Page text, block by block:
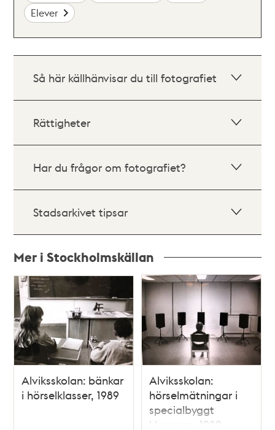
Elever
Så här källhänvisar du till fotografiet
Rättigheter
Har du frågor om fotografiet?
Stadsarkivet tipsar
Mer i Stockholmskällan
Relaterade
poster
och
teman
Alviksskolan: bänkar
i hörselklasser, 1989
Alviksskolan:
hörselmätningar i
specialbyggt
klassrum, 1989